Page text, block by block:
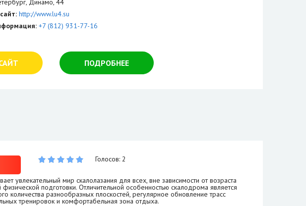
Динамо, 44
http://www.lu4.su
+7 (812) 931-77-16
ПОДРОБНЕЕ
Голосов: 2
увлекательный мир скалолазания для всех, вне зависимости от возраста
подготовки. Отличительной особенностью скалодрома является
количества разнообразных плоскостей, регулярное обновление трасс
тренировок и комфортабельная зона отдыха.